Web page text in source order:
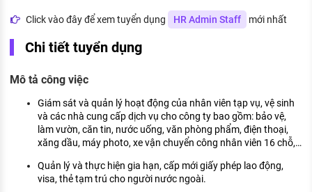
Danh sách nhà tuyển dụng
Nhà tuyển dụng hàng đầu
Mẫu CV hiện đại
Thuế thu nhập
Hồ sơ biểu mẫu
Chính sách lao động
KHÁM PHÁ NGHỀ NGHIỆP
Tử vi nghề nghiệp
Kỹ năng nghề nghiệp
HƯỚNG NGHIỆP VIỆC LÀM
Click vào đây để xem tuyển dụng HR Admin Staff mới nhất
Chi tiết tuyển dụng
Mô tả công việc
Giám sát và quản lý hoạt động của nhân viên tạp vụ, vệ sinh
và các nhà cung cấp dịch vụ cho công ty bao gồm: bảo vệ,
làm vườn, căn tin, nước uống, văn phòng phẩm, điện thoại,
xăng dầu, máy photo, xe vận chuyển công nhân viên 16 chỗ,…
Quản lý và thực hiện gia hạn, cấp mới giấy phép lao động,
visa, thẻ tạm trú cho người nước ngoài.